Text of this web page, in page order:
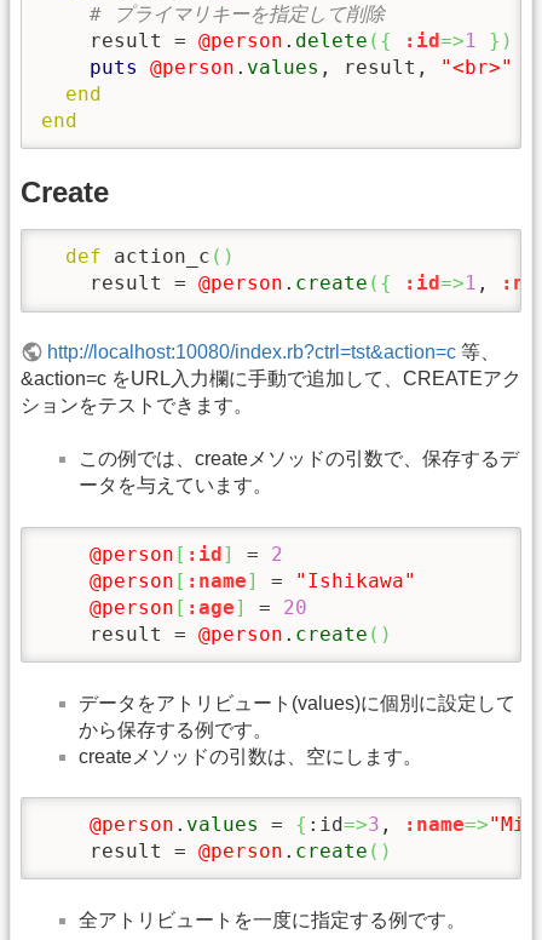
# プライマリキーを指定して削除
    result =
@person . delete ( { :id=>1 } )
puts
@person . values , result,
"<br>"
end
end
Create
def action_c ( )
    result =
@person . create ( { :id=>1 ,
http://localhost:10080/index.rb?ctrl=tst&action=c 等、
&action=c をURL入力欄に手動で追加して、CREATEアク
ションをテストできます。
この例では、createメソッドの引数で、保存するデ
ータを与えています。
@person [ :id] = 2
@person [ :name] =
"Ishikawa"
@person [ :age] = 20
    result =
@person . create ( )
データをアトリビュート(values)に個別に設定して
から保存する例です。
createメソッドの引数は、空にします。
@person . values = { :id=>3 , :name=>
    result =
@person . create ( )
全アトリビュートを一度に指定する例です。